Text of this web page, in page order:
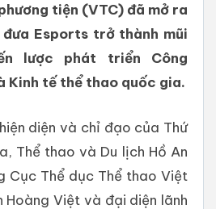
tiện (VTC) đã mở ra
Esports trở thành mũi
lược phát triển Công
Kinh tế thể thao quốc gia.
diện và chỉ đạo của Thứ
Thể thao và Du lịch Hồ An
Cục Thể dục Thể thao Việt
Hoàng Việt và đại diện lãnh